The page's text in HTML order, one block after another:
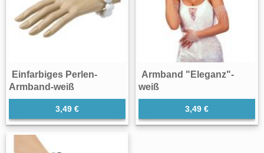
Einfarbiges Perlen-
Armband-weiß
3,49 €
Armband "Eleganz"-
weiß
3,49 €